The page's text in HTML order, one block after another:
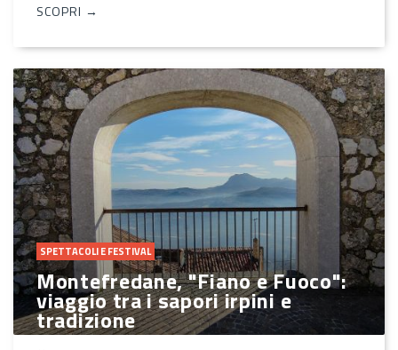
SCOPRI →
SPETTACOLI E FESTIVAL
Montefredane, "Fiano e Fuoco":
viaggio tra i sapori irpini e
tradizione